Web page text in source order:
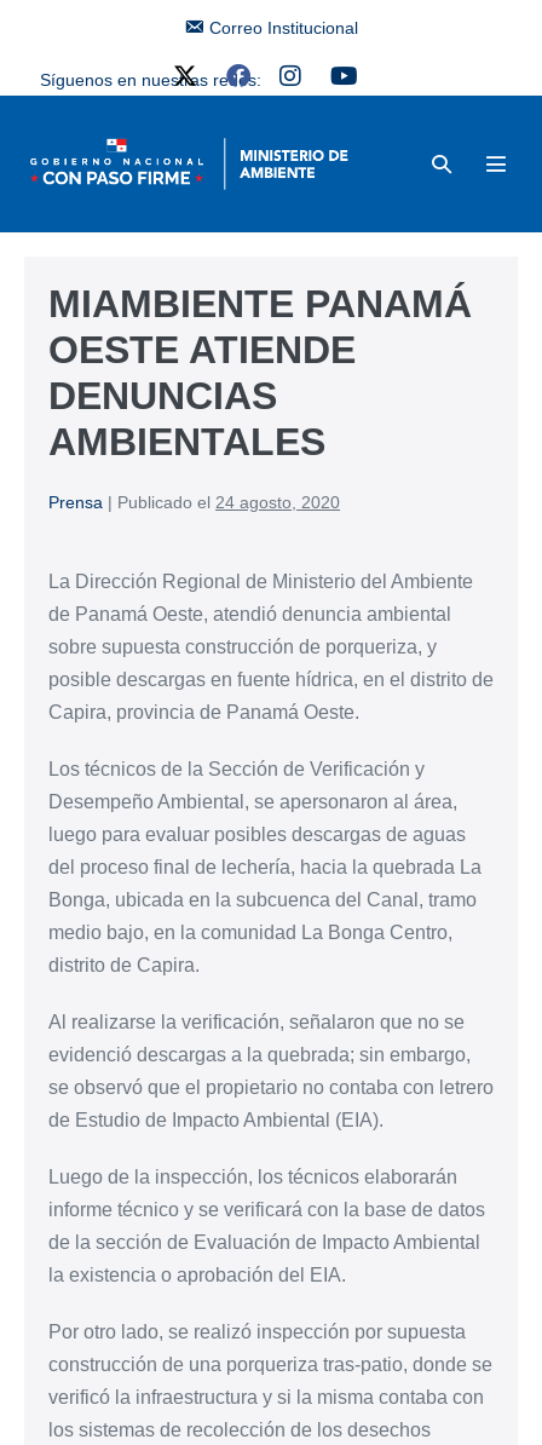
Correo Institucional
Síguenos en nuestras redes:
MIAMBIENTE PANAMÁ
OESTE ATIENDE
DENUNCIAS
AMBIENTALES
Prensa | Publicado el 24 agosto, 2020
La Dirección Regional de Ministerio del Ambiente
de Panamá Oeste, atendió denuncia ambiental
sobre supuesta construcción de porqueriza, y
posible descargas en fuente hídrica, en el distrito de
Capira, provincia de Panamá Oeste.
Los técnicos de la Sección de Verificación y
Desempeño Ambiental, se apersonaron al área,
luego para evaluar posibles descargas de aguas
del proceso final de lechería, hacia la quebrada La
Bonga, ubicada en la subcuenca del Canal, tramo
medio bajo, en la comunidad La Bonga Centro,
distrito de Capira.
Al realizarse la verificación, señalaron que no se
evidenció descargas a la quebrada; sin embargo,
se observó que el propietario no contaba con letrero
de Estudio de Impacto Ambiental (EIA).
Luego de la inspección, los técnicos elaborarán
informe técnico y se verificará con la base de datos
de la sección de Evaluación de Impacto Ambiental
la existencia o aprobación del EIA.
Por otro lado, se realizó inspección por supuesta
construcción de una porqueriza tras-patio, donde se
verificó la infraestructura y si la misma contaba con
los sistemas de recolección de los desechos